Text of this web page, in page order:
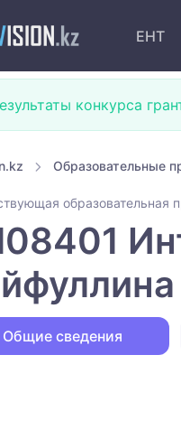
ЕНТ
конкурса
Образовательные
образовательная
Общие сведения